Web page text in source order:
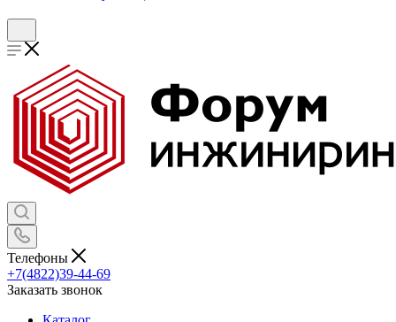
Телефоны
+7(4822)39-44-69
Заказать звонок